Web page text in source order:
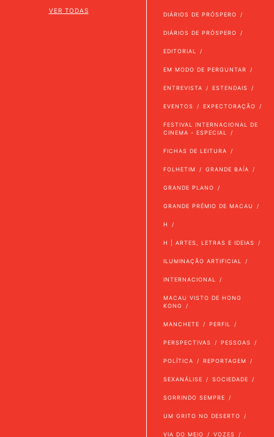
VER TODAS
DIÁRIOS DE PRÓSPERO
DIÁRIOS DE PRÓSPERO
EDITORIAL
EM MODO DE PERGUNTAR
ENTREVISTA ESTENDAIS
EVENTOS EXPECTORAÇÃO
FESTIVAL INTERNACIONAL DE
CINEMA - ESPECIAL
FICHAS DE LEITURA
FOLHETIM GRANDE BAÍA
GRANDE PLANO
GRANDE PRÉMIO DE MACAU
H
H | ARTES, LETRAS E IDEIAS
ILUMINAÇÃO ARTIFICIAL
INTERNACIONAL
MACAU VISTO DE HONG
KONG
MANCHETE PERFIL
PERSPECTIVAS PESSOAS
POLÍTICA REPORTAGEM
SEXANÁLISE SOCIEDADE
SORRINDO SEMPRE
UM GRITO NO DESERTO
VIA DO MEIO VOZES